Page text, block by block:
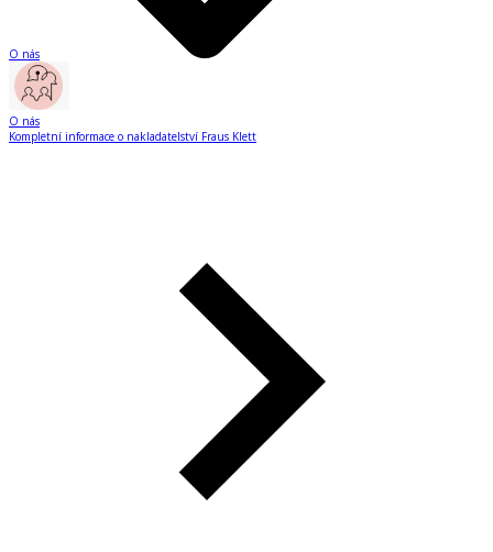
O nás
O nás
Kompletní informace o nakladatelství Fraus Klett